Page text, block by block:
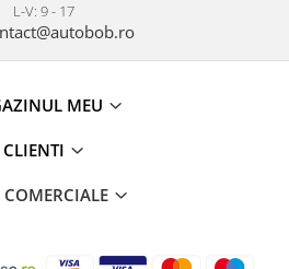
L-V: 9 - 17
MEU
CLIENTI
COMERCIALE